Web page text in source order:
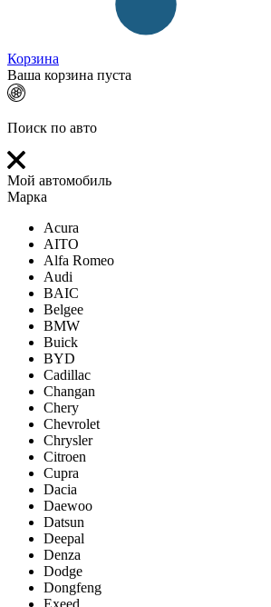
Корзина
Ваша корзина пуста
Поиск по авто
Мой автомобиль
Марка
Acura
AITO
Alfa Romeo
Audi
BAIC
Belgee
BMW
Buick
BYD
Cadillac
Changan
Chery
Chevrolet
Chrysler
Citroen
Cupra
Dacia
Daewoo
Datsun
Deepal
Denza
Dodge
Dongfeng
Exeed